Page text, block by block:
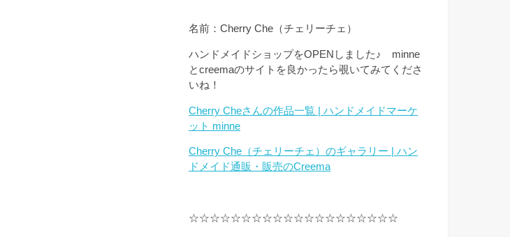
名前：Cherry Che（チェリーチェ）
ハンドメイドショップをOPENしました♪ minne
とcreemaのサイトを良かったら覗いてみてくださ
いね！
Cherry Cheさんの作品一覧 | ハンドメイドマーケ
ット minne
Cherry Che（チェリーチェ）のギャラリー | ハン
ドメイド通販・販売のCreema
☆☆☆☆☆☆☆☆☆☆☆☆☆☆☆☆☆☆☆☆